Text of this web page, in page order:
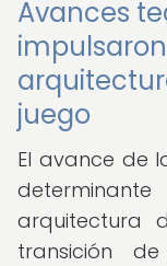
Avances
juego
El avance de
arquitectura
transición